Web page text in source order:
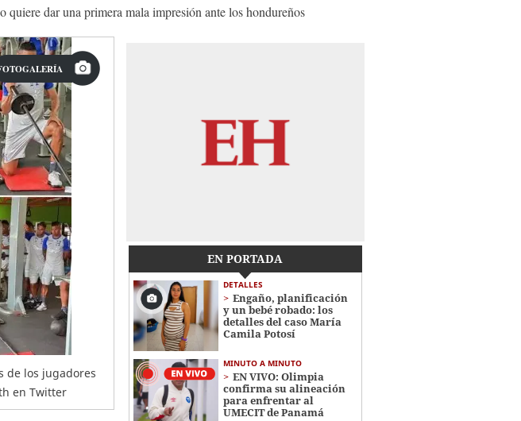
dar una primera mala impresión ante los hondureños
de los jugadores
en Twitter
EN PORTADA
DETALLES
Engaño, planificación
y un bebé robado: los
detalles del caso María
Camila Potosí
MINUTO A MINUTO
EN VIVO: Olimpia
confirma su alineación
para enfrentar al
UMECIT de Panamá